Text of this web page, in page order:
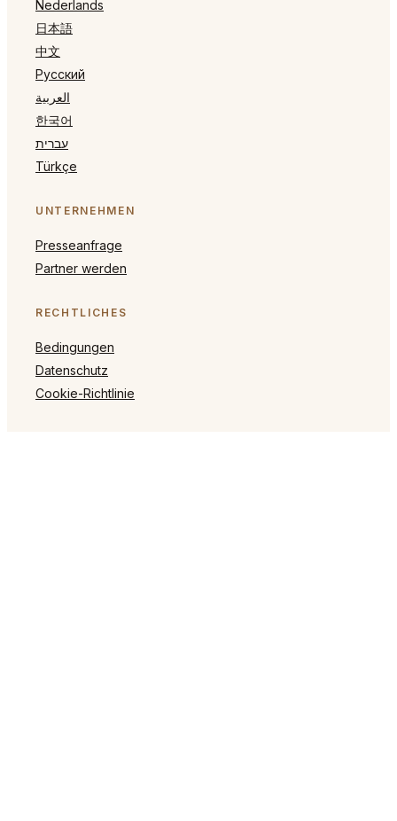
Nederlands
日本語
中文
Русский
العربية
한국어
עברית
Türkçe
UNTERNEHMEN
Presseanfrage
Partner werden
RECHTLICHES
Bedingungen
Datenschutz
Cookie-Richtlinie